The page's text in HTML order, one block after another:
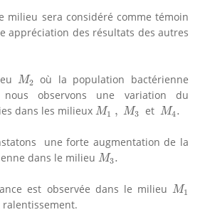
milieu sera considéré comme témoin
appréciation des résultats des autres
M2
M2
où la population bactérienne
nous observons une variation du
dans les milieux M1 , M3
M1 M3 et M4.
M4
une forte augmentation de la
dans le milieu M3.
M3
est observée dans le milieuM1
M1